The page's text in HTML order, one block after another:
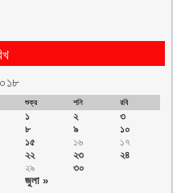
শুক্র শনি রবি
জুলা »
১ ২
৩
৮ ৯
১০
১৫ ১৬
১৭
২২ ২৩
২৪
২৯ ৩০